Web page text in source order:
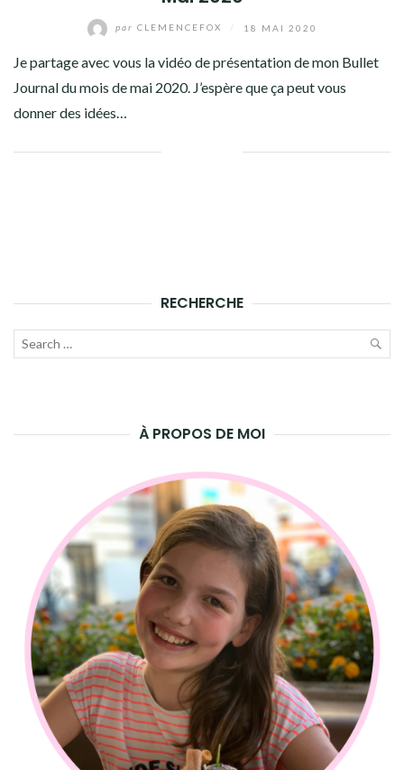
par CLEMENCEFOX 18 MAI 2020
Je partage avec vous la vidéo de présentation de mon Bullet
Journal du mois de mai 2020. J’espère que ça peut vous
donner des idées…
RECHERCHE
Recherche
À PROPOS DE MOI